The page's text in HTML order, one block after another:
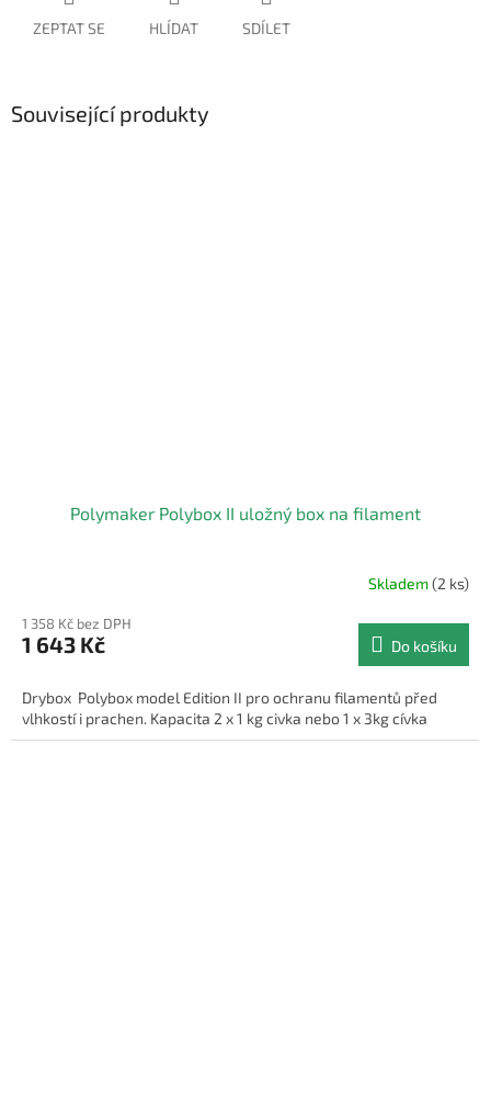
ZEPTAT SE HLÍDAT SDÍLET
Související produkty
Polymaker Polybox II uložný box na filament
produktu
je
z
hvězdiček.
Skladem(2 ks)
1 358 Kč bez DPH
1 643 Kč Do košíku
Drybox Polybox model Edition II pro ochranu filamentů před
vlhkostí i prachen. Kapacita 2 x 1 kg civka nebo 1 x 3kg cívka